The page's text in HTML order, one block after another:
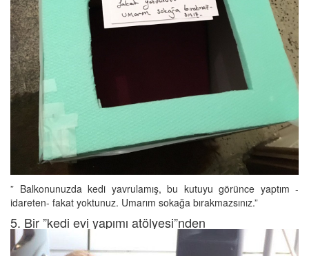
” Balkonunuzda kedi yavrulamış, bu kutuyu görünce yaptım -
idareten- fakat yoktunuz. Umarım sokağa bırakmazsınız.”
5. Bir ”kedi evi yapımı atölyesi”nden